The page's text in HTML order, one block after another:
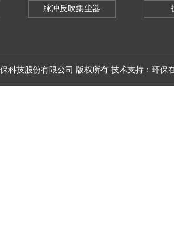
脉冲反吹集尘器
科技股份有限公司 版权所有 技术支持： 环保